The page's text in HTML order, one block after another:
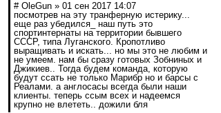
# OleGun » 01 сен 2017 14:07
посмотрев на эту транферную истерику...
еще раз убедился_ наш путь это
спортинтернаты на территории бывшего
СССР, типа Луганского. Кропотливо
выращивать и искать... но мы это не любим и
не умеем. нам бы сразу готовых Зобниных и
Джикиев.. Тогда будем команда, которую
будут ссать не только Марибр но и барсы с
Реалами. а англосасы всегда были наши
клиенты. теперь ссым всех и надеемся
крупно не влететь.. дожили бля